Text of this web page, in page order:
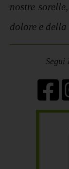
nostre
dolore e
Segui